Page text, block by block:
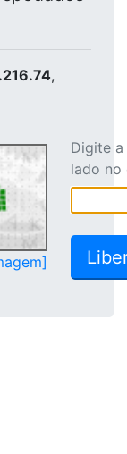
,
Digite
lado no